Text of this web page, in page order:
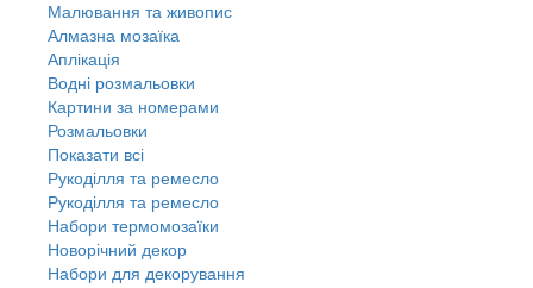
Малювання та живопис
Алмазна мозаїка
Аплікація
Водні розмальовки
Картини за номерами
Розмальовки
Показати всі
Рукоділля та ремесло
Рукоділля та ремесло
Набори термомозаїки
Новорічний декор
Набори для декорування